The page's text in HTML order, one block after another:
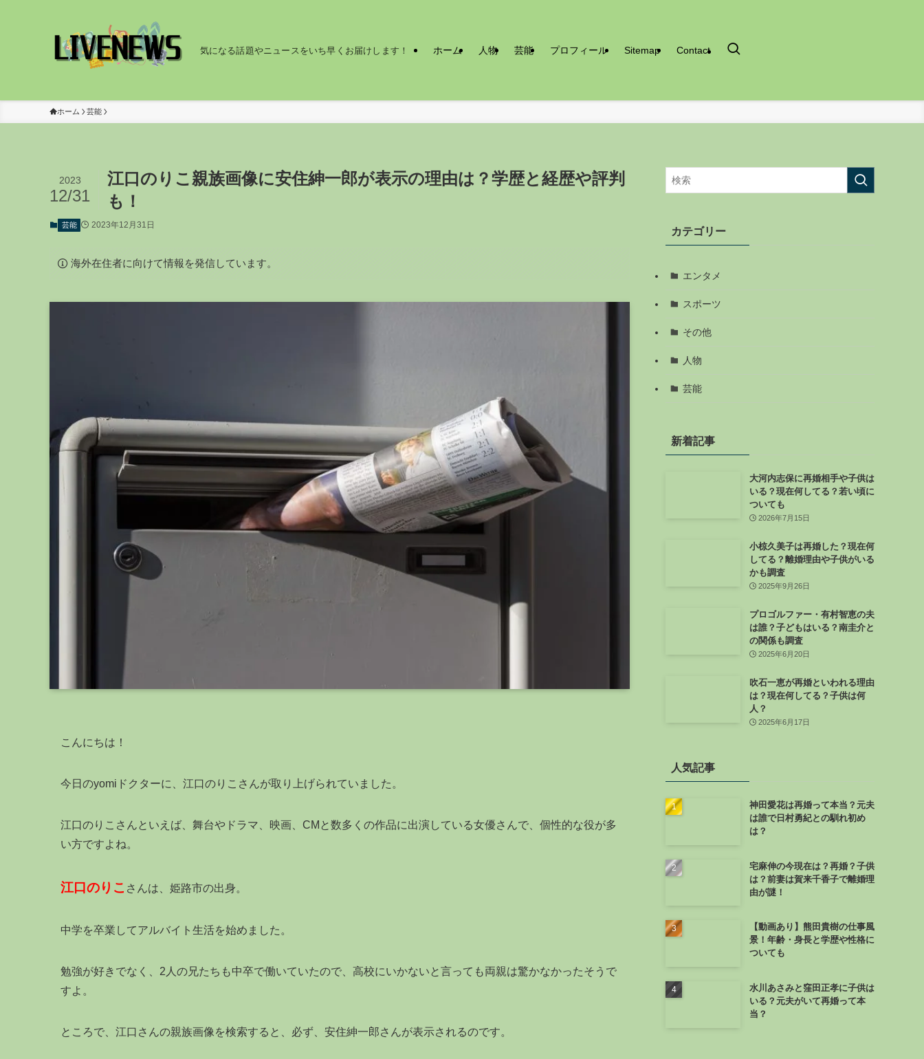
気になる話題やニュースをいち早くお届けします！ ホーム 人物 芸能 プロフィール Sitemap Contact
ホーム 芸能
江口のりこ親族画像に安住紳一郎が表示の理由は？学歴と経歴や評判
も！
2023
12/31
芸能 2023年12月31日
海外在住者に向けて情報を発信しています。
こんにちは！
今日のyomiドクターに、江口のりこさんが取り上げられていました。
江口のりこさんといえば、舞台やドラマ、映画、CMと数多くの作品に出演している女優さんで、個性的な役が多
い方ですよね。
江口のりこ さんは、姫路市の出身。
中学を卒業してアルバイト生活を始めました。
勉強が好きでなく、2人の兄たちも中卒で働いていたので、高校にいかないと言っても両親は驚かなかったそうで
すよ。
ところで、江口さんの親族画像を検索すると、必ず、安住紳一郎さんが表示されるのです。
カテゴリー
エンタメ
スポーツ
その他
人物
芸能
新着記事
大河内志保に再婚相手や子供は
いる？現在何してる？若い頃に
ついても
2026年7月15日
小椋久美子は再婚した？現在何
してる？離婚理由や子供がいる
かも調査
2025年9月26日
プロゴルファー・有村智恵の夫
は誰？子どもはいる？南圭介と
の関係も調査
2025年6月20日
吹石一恵が再婚といわれる理由
は？現在何してる？子供は何
人？
2025年6月17日
人気記事
神田愛花は再婚って本当？元夫
は誰で日村勇紀との馴れ初め
は？
宅麻伸の今現在は？再婚？子供
は？前妻は賀来千香子で離婚理
由が謎！
【動画あり】熊田貴樹の仕事風
景！年齢・身長と学歴や性格に
ついても
水川あさみと窪田正孝に子供は
いる？元夫がいて再婚って本
当？